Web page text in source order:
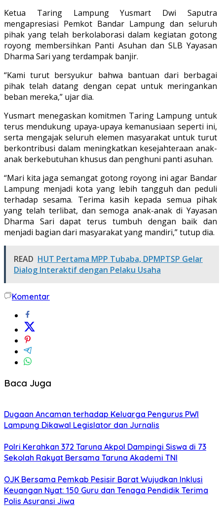
Ketua Taring Lampung Yusmart Dwi Saputra
mengapresiasi Pemkot Bandar Lampung dan seluruh
pihak yang telah berkolaborasi dalam kegiatan gotong
royong membersihkan Panti Asuhan dan SLB Yayasan
Dharma Sari yang terdampak banjir.
“Kami turut bersyukur bahwa bantuan dari berbagai
pihak telah datang dengan cepat untuk meringankan
beban mereka,” ujar dia.
Yusmart menegaskan komitmen Taring Lampung untuk
terus mendukung upaya-upaya kemanusiaan seperti ini,
serta mengajak seluruh elemen masyarakat untuk turut
berkontribusi dalam meningkatkan kesejahteraan anak-
anak berkebutuhan khusus dan penghuni panti asuhan.
“Mari kita jaga semangat gotong royong ini agar Bandar
Lampung menjadi kota yang lebih tangguh dan peduli
terhadap sesama. Terima kasih kepada semua pihak
yang telah terlibat, dan semoga anak-anak di Yayasan
Dharma Sari dapat terus tumbuh dengan baik dan
menjadi bagian dari masyarakat yang mandiri,” tutup dia.
READ HUT Pertama MPP Tubaba, DPMPTSP Gelar
Dialog Interaktif dengan Pelaku Usaha
Komentar
Baca Juga
Dugaan Ancaman terhadap Keluarga Pengurus PWI
Lampung Dikawal Legislator dan Jurnalis
Polri Kerahkan 372 Taruna Akpol Dampingi Siswa di 73
Sekolah Rakyat Bersama Taruna Akademi TNI
OJK Bersama Pemkab Pesisir Barat Wujudkan Inklusi
Keuangan Nyat: 150 Guru dan Tenaga Pendidik Terima
Polis Asuransi Jiwa